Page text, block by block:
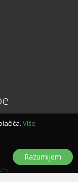
Više
Razumijem